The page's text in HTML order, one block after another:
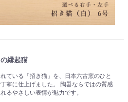
縁起猫
ている「招き猫」を、日本六古窯のひと
寧に仕上げました。 陶器ならではの質感
るやさしい表情が魅力です。